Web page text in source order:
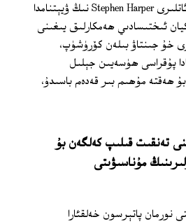
بۇنىڭدىن ئىلگىرى كانادا مەتبۇئاتلىرى Stephen Harper نىڭ ۋيېتنامدا
ئىختىسادىي ھەمكارلىق يىغىنى
خۇ جىنتاۋ بىلەن كۆرۈشۈپ،
پۇقراسى ھۈسەيىن جېلىل
ھەقتە مۇھىم بىر قەدەم باسىدۇ،
تەنقىت قىلىپ كەلگەن بۇ
مۇناسىۋىتى
نورمان پاتېرسون خەلقئارا